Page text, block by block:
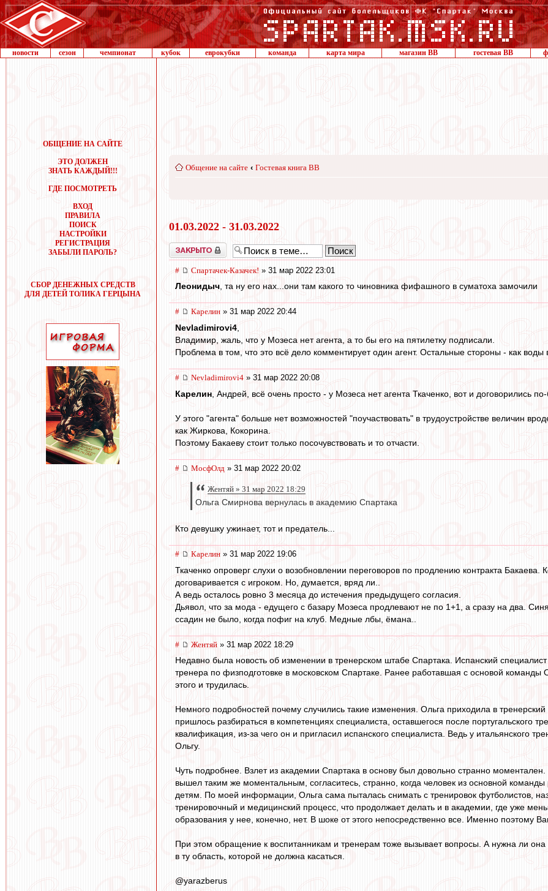
новости сезон чемпионат кубок еврокубки команда карта мира магазин ВВ гостевая ВВ
ОБЩЕНИЕ НА САЙТЕ
ЭТО ДОЛЖЕН
ЗНАТЬ КАЖДЫЙ!!!
ГДЕ ПОСМОТРЕТЬ
ВХОД
ПРАВИЛА
ПОИСК
НАСТРОЙКИ
РЕГИСТРАЦИЯ
ЗАБЫЛИ ПАРОЛЬ?
СБОР ДЕНЕЖНЫХ СРЕДСТВ
ДЛЯ ДЕТЕЙ ТОЛИКА ГЕРЦЫНА
Общение на сайте ‹ Гостевая книга ВВ
01.03.2022 - 31.03.2022
Закрыто
# Спартачек-Казачек! » 31 мар 2022 23:01
Леонидыч, та ну его нах...они там какого то чиновника фифашного в суматоха замочили
# Карелин » 31 мар 2022 20:44
Nevladimirovi4
Владимир, жаль, что у Мозеса нет агента, а то бы его на пятилетку подписали.
Проблема в том, что это всё дело комментирует один агент. Остальные стороны - как
# Nevladimirovi4 » 31 мар 2022 20:08
Карелин , Андрей, всё очень просто - у Мозеса нет агента Ткаченко, вот и договорились
У этого "агента" больше нет возможностей "поучаствовать" в трудоустройстве величин
как Жиркова, Кокорина.
Поэтому Бакаеву стоит только посочувствовать и то отчасти.
# МосфОлд » 31 мар 2022 20:02
Жентяй » 31 мар 2022 18:29
Ольга Смирнова вернулась в академию Спартака
Кто девушку ужинает, тот и предатель...
# Карелин » 31 мар 2022 19:06
Ткаченко опроверг слухи о возобновлении переговоров по продлению контракта
договаривается с игроком. Но, думается, вряд ли..
А ведь осталось ровно 3 месяца до истечения предыдущего согласия.
Дьявол, что за мода - едущего с базару Мозеса продлевают не по 1+1, а сразу на два.
ссадин не было, когда пофиг на клуб. Медные лбы, ёмана..
# Жентяй » 31 мар 2022 18:29
Недавно была новость об изменении в тренерском штабе Спартака. Испанский
тренера по физподготовке в московском Спартаке. Ранее работавшая с основой
этого и трудилась.
Немного подробностей почему случились такие изменения. Ольга приходила в
пришлось разбираться в компетенциях специалиста, оставшегося после португальского
квалификация, из-за чего он и пригласил испанского специалиста. Ведь у итальянского
Ольгу.
Чуть подробнее. Взлет из академии Спартака в основу был довольно странно
вышел таким же моментальным, согласитесь, странно, когда человек из основной
детям. По моей информации, Ольга сама пыталась снимать с тренировок футболистов,
тренировочный и медицинский процесс, что продолжает делать и в академии, где уже
образования у нее, конечно, нет. В шоке от этого непосредственно все. Именно поэтому
При этом обращение к воспитанникам и тренерам тоже вызывает вопросы. А нужна ли
в ту область, которой не должна касаться.
@yarazberus